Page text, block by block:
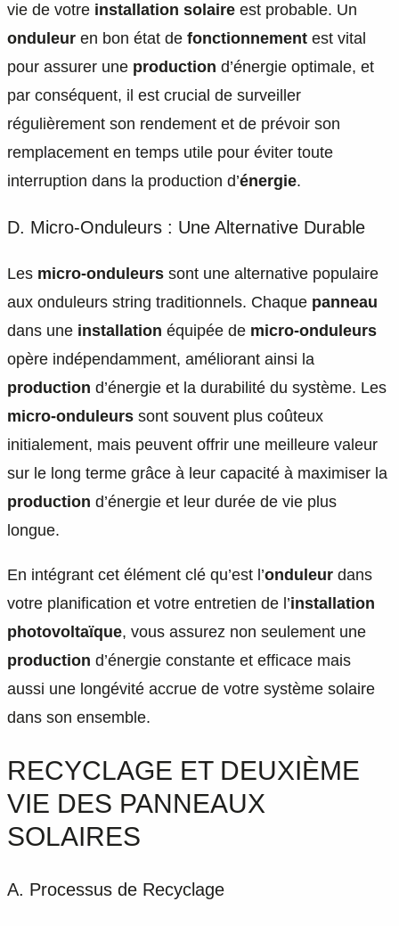
vie de votre installation solaire est probable. Un
onduleur en bon état de fonctionnement est vital
pour assurer une production d’énergie optimale, et
par conséquent, il est crucial de surveiller
régulièrement son rendement et de prévoir son
remplacement en temps utile pour éviter toute
interruption dans la production d’énergie.
D. Micro-Onduleurs : Une Alternative Durable
Les micro-onduleurs sont une alternative populaire
aux onduleurs string traditionnels. Chaque panneau
dans une installation équipée de micro-onduleurs
opère indépendamment, améliorant ainsi la
production d’énergie et la durabilité du système. Les
micro-onduleurs sont souvent plus coûteux
initialement, mais peuvent offrir une meilleure valeur
sur le long terme grâce à leur capacité à maximiser la
production d’énergie et leur durée de vie plus
longue.
En intégrant cet élément clé qu’est l’onduleur dans
votre planification et votre entretien de l’installation
photovoltaïque, vous assurez non seulement une
production d’énergie constante et efficace mais
aussi une longévité accrue de votre système solaire
dans son ensemble.
RECYCLAGE ET DEUXIÈME
VIE DES PANNEAUX
SOLAIRES
A. Processus de Recyclage